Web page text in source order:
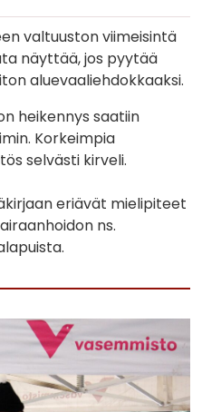
valtuuston viimeisintä
näyttää, jos pyytää
aluevaaliehdokkaaksi.
heikennys saatiin
Korkeimpia
selvästi kirveli.
eriävät mielipiteet
ns.